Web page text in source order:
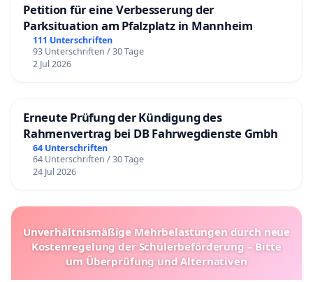
Petition für eine Verbesserung der
Parksituation am Pfalzplatz in Mannheim
111 Unterschriften
93 Unterschriften / 30 Tage
2 Jul 2026
Erneute Prüfung der Kündigung des
Rahmenvertrag bei DB Fahrwegdienste Gmbh
64 Unterschriften
64 Unterschriften / 30 Tage
24 Jul 2026
Unverhältnismäßige Mehrbelastungen durch neue
Kostenregelung der Schülerbeförderung – Bitte
um Überprüfung und Alternativen